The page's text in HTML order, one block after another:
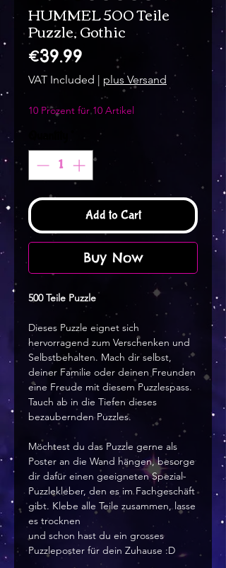
HUMMEL 500 Teile
Puzzle, Gothic
€39.99 Price
VAT Included | plus Versand
10 Prozent für 10 Artikel
Quantity
Add to Cart
Buy Now
500 Teile Puzzle
Dieses Puzzle eignet sich
hervorragend zum Verschenken und
Selbstbehalten. Mach dir selbst,
deiner Familie oder deinen Freunden
eine Freude mit diesem Puzzlespass.
Tauch ab in die Tiefen dieses
bezaubernden Puzzles.
Möchtest du das Puzzle gerne als
Poster an die Wand hängen, besorge
dir dafür einen geeigneten Spezial-
Puzzlekleber, den es im Fachgeschäft
gibt. Klebe alle Teile zusammen, lasse
es trocknen
und schon hast du ein grosses
Puzzleposter für dein Zuhause :D